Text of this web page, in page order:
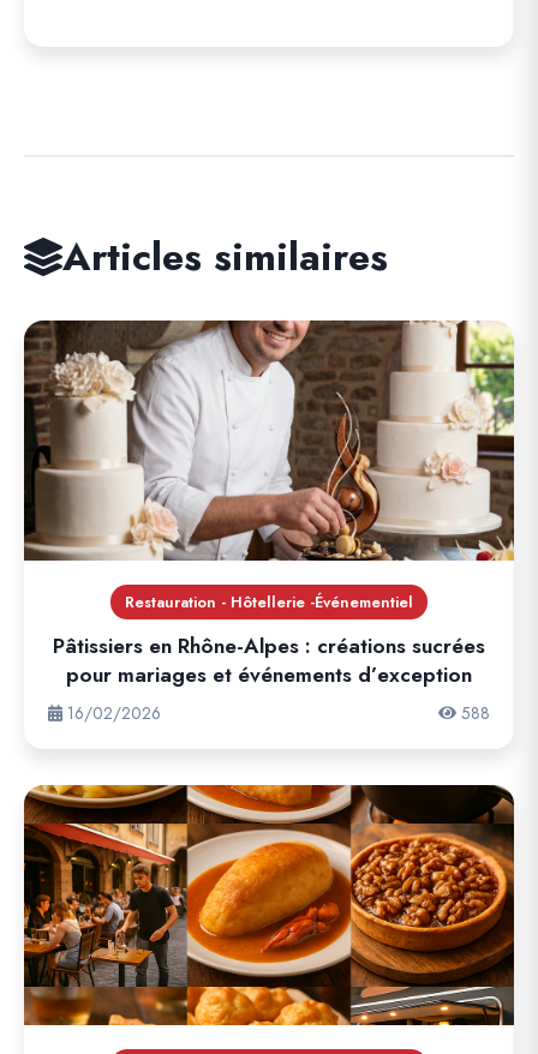
Articles similaires
Restauration - Hôtellerie -Événementiel
Pâtissiers en Rhône-Alpes : créations sucrées
pour mariages et événements d’exception
16/02/2026 588